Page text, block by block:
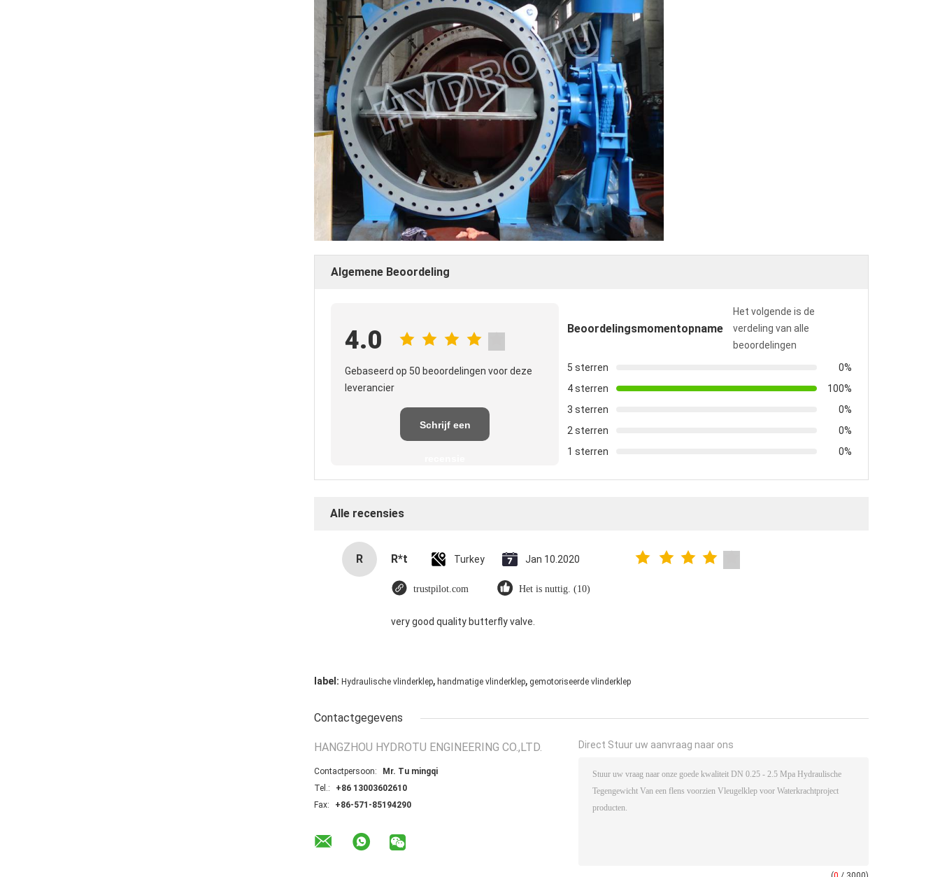
Algemene Beoordeling
4.0
Gebaseerd op 50 beoordelingen voor deze
leverancier
Schrijf een
Beoordelingsmomentopname
Het volgende is de
verdeling van alle
beoordelingen
5 sterren
0%
4 sterren
100%
3 sterren
0%
2 sterren
0%
1 sterren
0%
Alle recensies
R R*t Turkey Jan 10.2020
trustpilot.com Het is nuttig. (10)
very good quality butterfly valve.
label: Hydraulische vlinderklep, handmatige vlinderklep, gemotoriseerde vlinderklep
Contactgegevens
HANGZHOU HYDROTU ENGINEERING CO.,LTD.
Contactpersoon:
Mr. Tu mingqi
Tel.:
+86 13003602610
Fax:
+86-571-85194290
Direct Stuur uw aanvraag naar ons